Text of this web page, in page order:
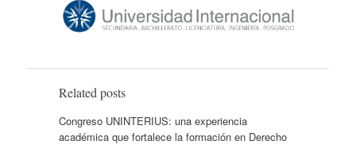
Related posts
Congreso UNINTERIUS: una experiencia
académica que fortalece la formación en Derecho